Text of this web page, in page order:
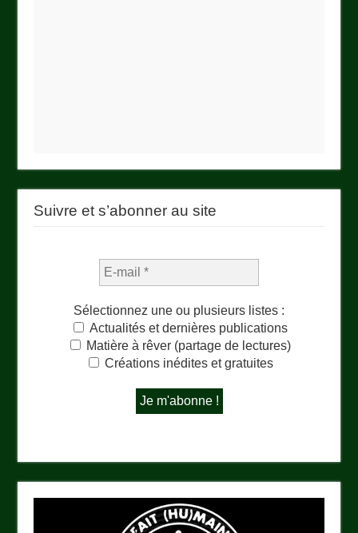
Suivre et s’abonner au site
Sélectionnez une ou plusieurs listes :
Actualités et dernières publications
Matière à rêver (partage de lectures)
Créations inédites et gratuites